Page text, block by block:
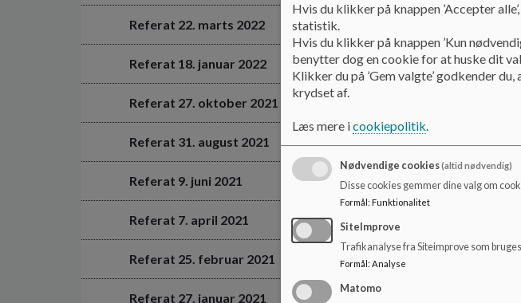
Referat 22. marts 2022
Referat 18. januar 2022
Referat 27. oktober 2021
Referat 31. august 2021
Referat 9. juni 2021
Referat 7. april 2021
Referat 25. februar 2021
Referat 27. januar 2021
4. årg. 4/9, 17-19
Skolebestyrelsen
847 Nyt elitekoncept
Kim redegør for
har været ønske om
idrætsforeninger har
mere information om
Hvis du klikker på knappen ’Accepter
statistik.
Hvis du klikker på knappen ’Kun
benytter dog en cookie for at huske dit
Klikker du på ’Gem valgte’ godkender
krydset af.
Læs mere icookiepolitik.
Nødvendige cookies(altid nødvendig)
Disse cookies gemmer dine valg om
Formål : Funktionalitet
SiteImprove
Trafikanalyse fra Siteimprove som
Formål : Analyse
Matomo